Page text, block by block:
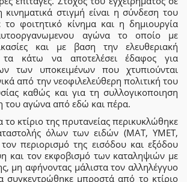
κινηματικά στιγμή είναι η σύνδεση του
το φοιτητικό κίνημα και η δημιουργία
αγώνα το οποίο με
και με βαση την ελευθεριακή
κάτω να αποτελέσει έδαφος για
των υποκειμένων που χτυπιούνται
από την νεοφιλελεύθερη πολιτική του
καθώς και για τη συλλογικοποιηση
του αγώνα από εδώ και πέρα.
κτίριο της πρυτανείας περικυκλώθηκε
όλων των ειδών (ΜΑΤ, ΥΜΕΤ,
περιορισμό της εισόδου και εξόδου
και τον εκφοβισμό των καταληψιών με
μη αφήνοντας μάλιστα τον αλληλέγγυο
συγκεντρώθηκε μπροστά από το κτίριο